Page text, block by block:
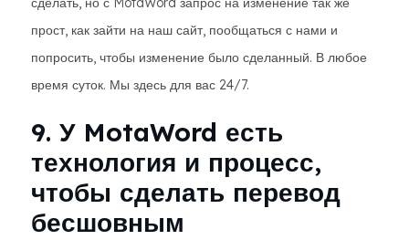
прост, как зайти на наш сайт, пообщаться с нами и
попросить, чтобы изменение было сделанный. В любое
время суток. Мы здесь для вас 24/7.
9. У MotaWord есть
технология и процесс,
чтобы сделать перевод
бесшовным